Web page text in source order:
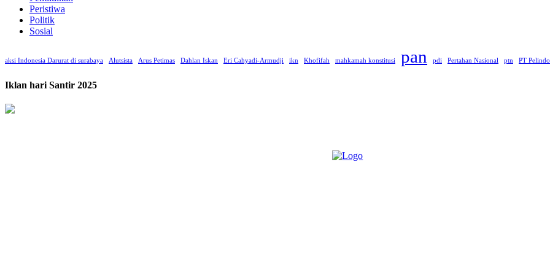
Peristiwa
Politik
Sosial
aksi Indonesia Darurat di surabaya Alutsista Arus Petimas Dahlan Iskan Eri Cahyadi-Armudji ikn Khofifah mahkamah konstitusi pan pdi Pertahan Nasional ptn PT Pelindo
Iklan hari Santir 2025